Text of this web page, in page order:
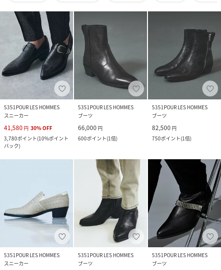
5351POUR LES HOMMES
スニーカー
41,580 円 30%OFF
3,780ポイント(10%ポイント
バック)
5351POUR LES HOMMES
ブーツ
66,000 円
600ポイント(1倍)
5351POUR LES HOMMES
ブーツ
82,500 円
750ポイント(1倍)
5351POUR LES HOMMES
スニーカー
5351POUR LES HOMMES
ブーツ
5351POUR LES HOMMES
ブーツ